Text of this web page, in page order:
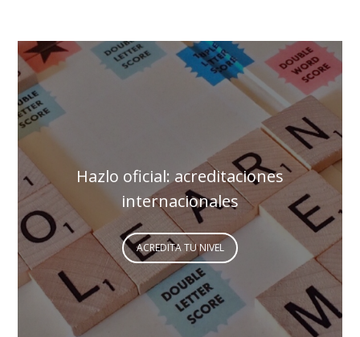
Hazlo oficial: acreditaciones
internacionales
ACREDITA TU NIVEL